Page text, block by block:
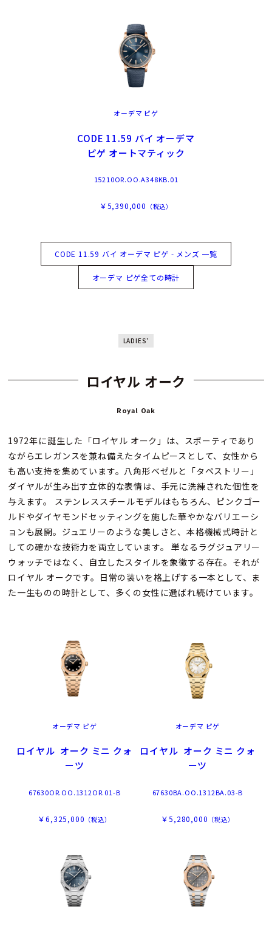
オーデマ ピゲ
CODE 11.59 バイ オーデマ
ピゲ オートマティック
15210OR.OO.A348KB.01
￥5,390,000 （税込）
CODE 11.59 バイ オーデマ ピゲ - メンズ 一覧
オーデマ ピゲ全ての時計
LADIES'
ロイヤル オーク
Royal Oak
1972年に誕生した「ロイヤル オーク」は、スポーティであり
ながらエレガンスを兼ね備えたタイムピースとして、女性から
も高い支持を集めています。八角形ベゼルと「タペストリー」
ダイヤルが生み出す立体的な表情は、手元に洗練された個性を
与えます。 ステンレススチールモデルはもちろん、ピンクゴー
ルドやダイヤモンドセッティングを施した華やかなバリエーシ
ョンも展開。ジュエリーのような美しさと、本格機械式時計と
しての確かな技術力を両立しています。 単なるラグジュアリー
ウォッチではなく、自立したスタイルを象徴する存在。それが
ロイヤル オークです。日常の装いを格上げする一本として、ま
た一生ものの時計として、多くの女性に選ばれ続けています。
オーデマ ピゲ
ロイヤル オーク ミニ クォ
ーツ
67630OR.OO.1312OR.01-B
￥6,325,000 （税込）
オーデマ ピゲ
ロイヤル オーク ミニ クォ
ーツ
67630BA.OO.1312BA.03-B
￥5,280,000 （税込）